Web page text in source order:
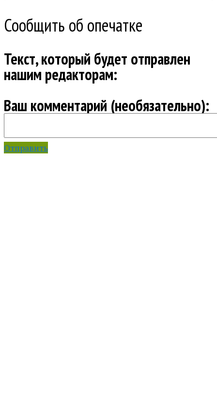
Сообщить об опечатке
Текст, который будет отправлен
нашим редакторам:
Ваш комментарий (необязательно):
Отправить